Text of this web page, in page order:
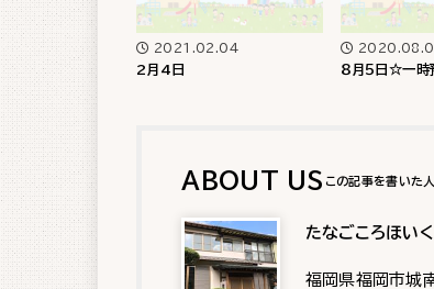
2021.02.04
2月4日 ８月５日☆一時
ABOUT US
たなごころほい
福岡県福岡市城